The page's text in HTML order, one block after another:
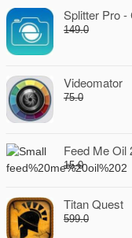
Splitter Pro -
149.0
Videomator
75.0
Feed Me Oil
15.0
Titan Quest
599.0